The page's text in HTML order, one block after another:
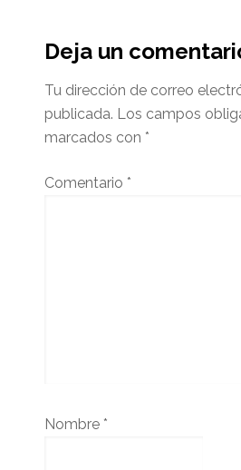
del
lector
Deja un
Tu dirección de correo
publicada. Los campos
marcados con *
Comentario *
Nombre *